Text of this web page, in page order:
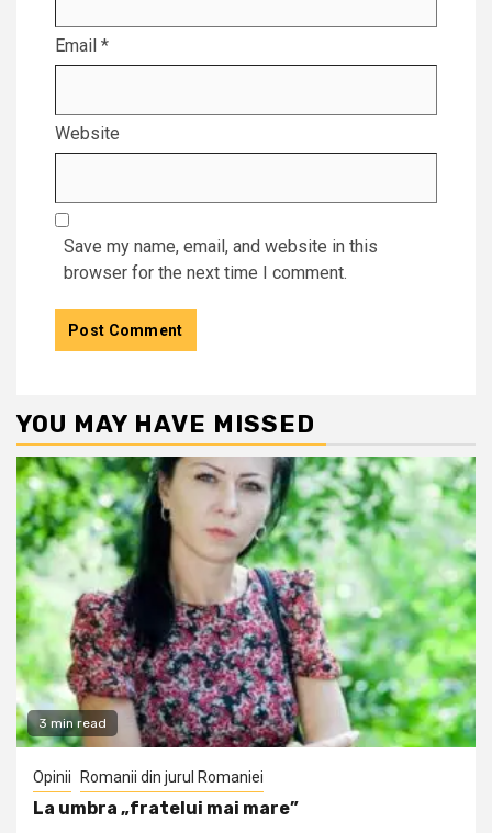
Email *
Website
Save my name, email, and website in this
browser for the next time I comment.
YOU MAY HAVE MISSED
3 min read
Opinii Romanii din jurul Romaniei
La umbra „fratelui mai mare”